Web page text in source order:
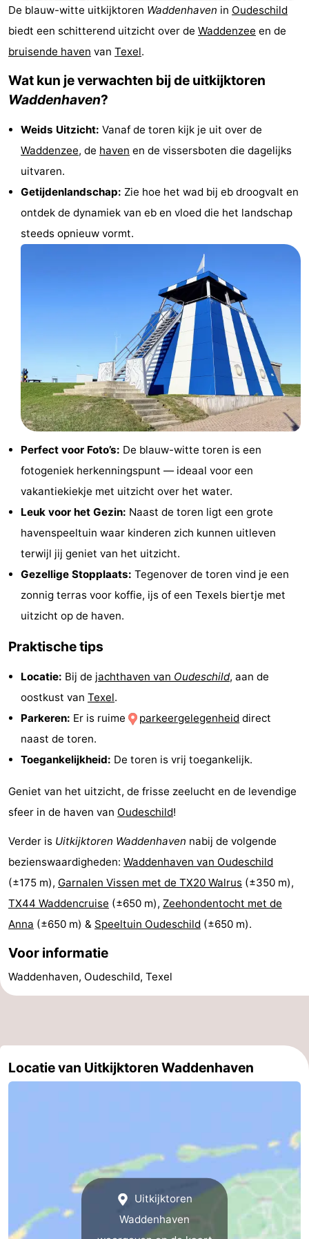
Koog
Oudeschild
-
De
Waal
-
Oosterend
Natuur
Appartementen
Bosch
Zeezicht
Strandplevier
Bed
breakfasts)
Campings
Hotels
Vakantiehuizen
-
Eibernest
't
Hoogelandt
-
Beach
Park
Texel
Buytenveldt
-
De
Krim
EuroParcs
Kustpark
Texel
Sluftervallei
-
Strandhuys
-
Residentie
Texel
Villapark
Vogelmient
Last
minutes
Strand
Zien
&
doen
Bezienswaardigheden
-
Monumenten
-
Kerken
-
Boerderijen
-
De blauw-witte uitkijktoren Waddenhaven in Oudeschild
biedt een schitterend uitzicht over de Waddenzee en de
bruisende haven van Texel.
Wat kun je verwachten bij de uitkijktoren
Waddenhaven?
Weids Uitzicht: Vanaf de toren kijk je uit over de
Waddenzee, de haven en de vissersboten die dagelijks
uitvaren.
Getijdenlandschap: Zie hoe het wad bij eb droogvalt en
ontdek de dynamiek van eb en vloed die het landschap
steeds opnieuw vormt.
Perfect voor Foto’s: De blauw-witte toren is een
fotogeniek herkenningspunt — ideaal voor een
vakantiekiekje met uitzicht over het water.
Leuk voor het Gezin: Naast de toren ligt een grote
havenspeeltuin waar kinderen zich kunnen uitleven
terwijl jij geniet van het uitzicht.
Gezellige Stopplaats: Tegenover de toren vind je een
zonnig terras voor koffie, ijs of een Texels biertje met
uitzicht op de haven.
Praktische tips
Locatie: Bij de jachthaven van Oudeschild, aan de
oostkust van Texel.
Parkeren: Er is ruime parkeergelegenheid direct
naast de toren.
Toegankelijkheid: De toren is vrij toegankelijk.
Geniet van het uitzicht, de frisse zeelucht en de levendige
sfeer in de haven van Oudeschild!
Verder is Uitkijktoren Waddenhaven nabij de volgende
bezienswaardigheden: Waddenhaven van Oudeschild
(±175 m), Garnalen Vissen met de TX20 Walrus (±350 m),
TX44 Waddencruise (±650 m), Zeehondentocht met de
Anna (±650 m) & Speeltuin Oudeschild (±650 m).
Voor informatie
Waddenhaven, Oudeschild, Texel
Locatie van Uitkijktoren Waddenhaven
Uitkijktoren
Waddenhaven